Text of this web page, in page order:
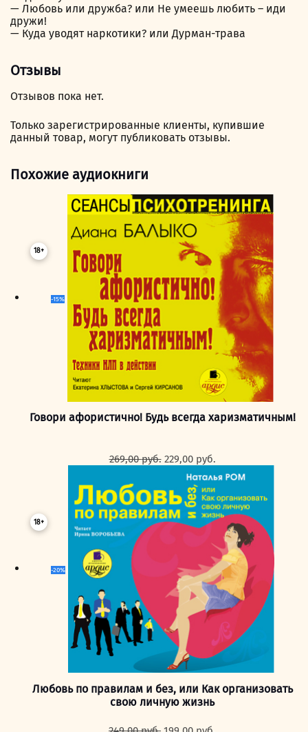
— Любовь или дружба? или Не умеешь любить – иди
дружи!
— Куда уводят наркотики? или Дурман-трава
Отзывы
Отзывов пока нет.
Только зарегистрированные клиенты, купившие
данный товар, могут публиковать отзывы.
Похожие аудиокниги
18+
-15%
Говори афористично! Будь всегда харизматичным!
269,00руб. Первоначальная
составляла
269,00 руб..
229,00 руб.
229,00 руб..
18+
-20%
Любовь по правилам и без, или Как организовать
свою личную жизнь